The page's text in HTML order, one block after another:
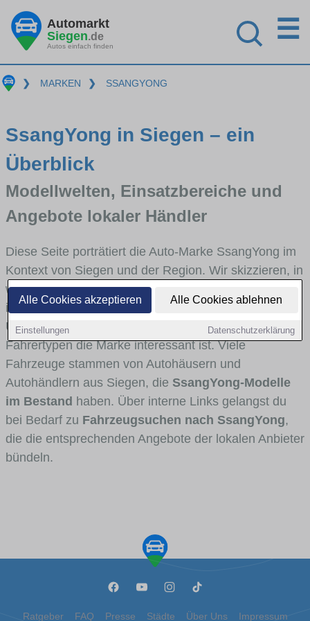
Alle Cookies akzeptieren Alle Cookies ablehnen
Einstellungen Datenschutzerklärung
Automarkt
Siegen.de
Autos einfach finden
☰
❯ MARKEN ❯ SSANGYONG
SsangYong in Siegen – ein
Überblick
Modellwelten, Einsatzbereiche und
Angebote lokaler Händler
Diese Seite porträtiert die Auto-Marke SsangYong im
Kontext von Siegen und der Region. Wir skizzieren, in
welchen Fahrzeugklassen SsangYong stark vertreten
ist, welche Modellreihen häufig im Stadt- und
Umlandverkehr zu sehen sind und für welche
Fahrertypen die Marke interessant ist. Viele
Fahrzeuge stammen von Autohäusern und
Autohändlern aus Siegen, die SsangYong-Modelle
im Bestand haben. Über interne Links gelangst du
bei Bedarf zu Fahrzeugsuchen nach SsangYong,
die die entsprechenden Angebote der lokalen Anbieter
bündeln.
Ratgeber FAQ Presse Städte Über Uns Impressum